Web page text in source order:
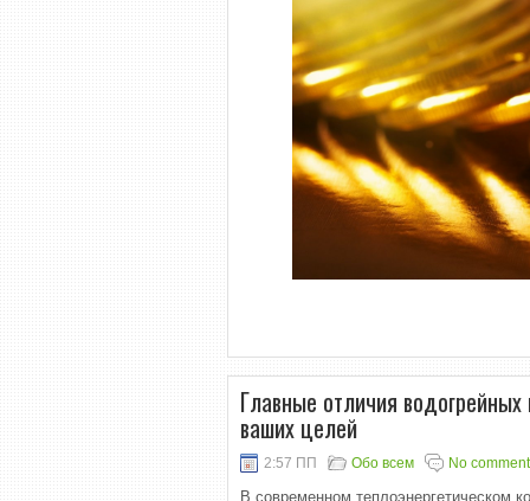
Главные отличия
ваших целей
2:57 ПП Обо всем No
В современном теплоэнергетическом